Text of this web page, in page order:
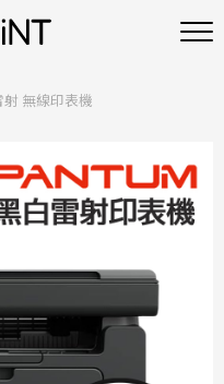
射 無線印表機